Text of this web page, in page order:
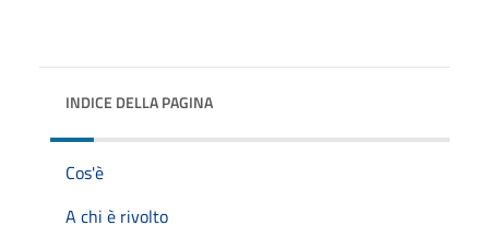
INDICE DELLA PAGINA
Cos'è
A chi è rivolto